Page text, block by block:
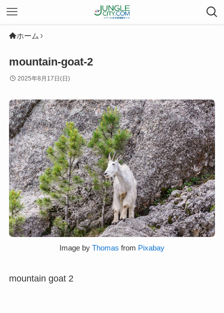
ホーム
mountain-goat-2
2025年8月17日(日)
Image by Thomas from Pixabay
mountain goat 2